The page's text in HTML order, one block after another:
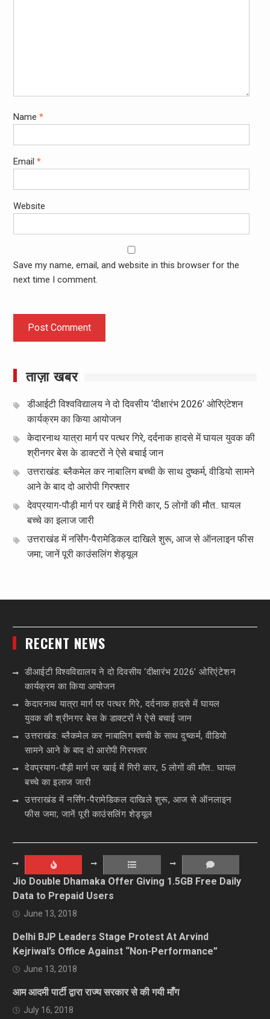
Name *
Email *
Website
Save my name, email, and website in this browser for the
next time I comment.
ताज़ा खबर
डीआईटी विश्वविद्यालय ने दो दिवसीय ‘दीक्षारंभ 2026’ ओरिएंटेशन
कार्यक्रम का किया आयोजन
केदारनाथ यात्रा मार्ग पर पत्थर गिरे, दर्दनाक हादसे में घायल युवक की
श्रीनगर बेस के डाक्टरों ने ऐसे बचाई जान
उत्तराखंड: ब्लैकमेल कर नाबालिग बच्ची के साथ दुष्कर्म, वीडियो सामने
आने के बाद दो आरोपी गिरफ्तार
देवप्रयाग-पौड़ी मार्ग पर खाई में गिरी कार, 5 लोगों की मौत.. घायल
बच्चे का इलाज जारी
उत्तराखंड में नर्सिंग-पैरामेडिकल दाखिले शुरू, आज से ऑनलाइन फीस
जमा; जानें पूरी काउंसलिंग शेड्यूल
RECENT NEWS
डीआईटी विश्वविद्यालय ने दो दिवसीय ‘दीक्षारंभ 2026’ ओरिएंटेशन
कार्यक्रम का किया आयोजन
केदारनाथ यात्रा मार्ग पर पत्थर गिरे, दर्दनाक हादसे में घायल
युवक की श्रीनगर बेस के डाक्टरों ने ऐसे बचाई जान
उत्तराखंड: ब्लैकमेल कर नाबालिग बच्ची के साथ दुष्कर्म, वीडियो
सामने आने के बाद दो आरोपी गिरफ्तार
देवप्रयाग-पौड़ी मार्ग पर खाई में गिरी कार, 5 लोगों की मौत.. घायल
बच्चे का इलाज जारी
उत्तराखंड में नर्सिंग-पैरामेडिकल दाखिले शुरू, आज से ऑनलाइन
फीस जमा; जानें पूरी काउंसलिंग शेड्यूल
Jio Double Dhamaka Offer Giving 1.5GB Free Daily
Data to Prepaid Users
June 13, 2018
Delhi BJP Leaders Stage Protest At Arvind
Kejriwal’s Office Against “Non-Performance”
June 13, 2018
आम आदमी पार्टी द्वारा राज्य सरकार से की गयी माँग
July 16, 2018